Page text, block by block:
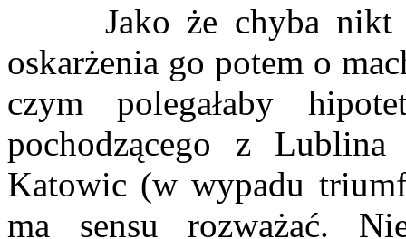
Jako że chyba nikt u
oskarżenia go potem o
czym polegałaby
pochodzącego z
Katowic (w wypadu
ma sensu rozważać.